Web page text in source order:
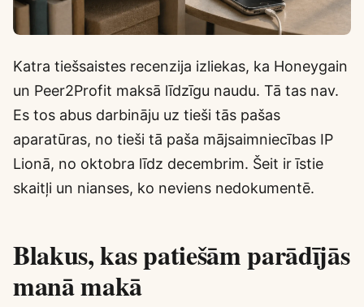
Katra tiešsaistes recenzija izliekas, ka Honeygain
un Peer2Profit maksā līdzīgu naudu. Tā tas nav.
Es tos abus darbināju uz tieši tās pašas
aparatūras, no tieši tā paša mājsaimniecības IP
Lionā, no oktobra līdz decembrim. Šeit ir īstie
skaitļi un nianses, ko neviens nedokumentē.
Blakus, kas patiešām parādījās
manā makā